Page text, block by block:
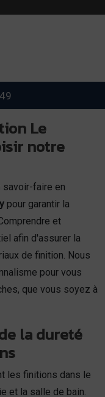
Le
notre
faire en
pour garantir la
et
afin d'assurer la
de finition. Nous
pour vous
que vous soyez à
la dureté
les finitions dans le
et la salle de bain.